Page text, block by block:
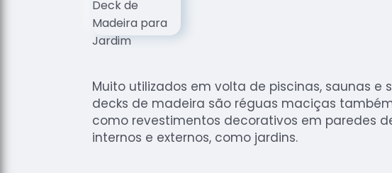
Muito utilizados em volta de piscinas, saunas e
decks de madeira são réguas maciças
como revestimentos decorativos em paredes
internos e externos, como jardins.